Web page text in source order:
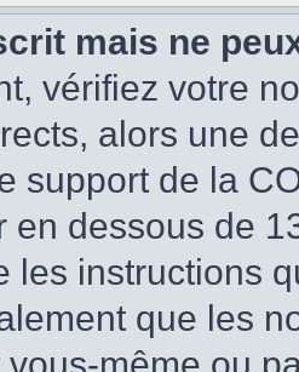
mais ne
vérifiez votre
alors une
support de la
en dessous de
les instructions
que les